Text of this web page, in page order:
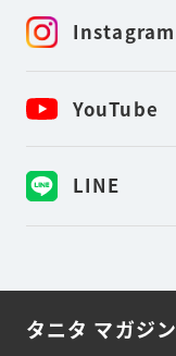
Instagram
YouTube
LINE
タニタ マガジン